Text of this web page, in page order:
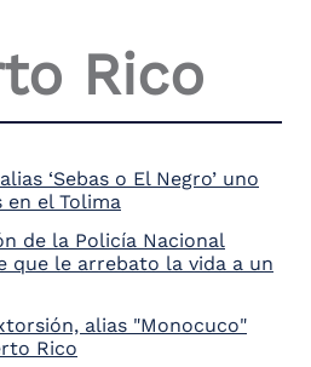
Rico
‘Sebas o El Negro’ uno
en el Tolima
de la Policía Nacional
que le arrebato la vida a un
alias "Monocuco"
Rico